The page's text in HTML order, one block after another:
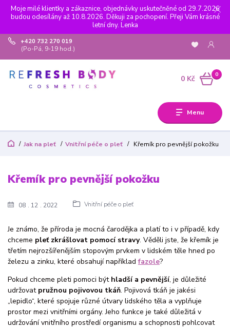
Moje milé klientky a zákaznice, objednávky uskutečněné od 29.7.2026
budou odesílány až 10.8.2026. Děkuji za pochopení. Přeji Vám krásné
letní dny. Lenka
Menu
+420 732 270 019
(Po-Pá, 9-19 hod.)
0
0 Kč
Jak na pleť Vnitřní péče o pleť Křemík pro pevnější pokožku
08 12 2022 Vnitřní péče o pleť
Křemík pro pevnější pokožku
Je známo, že příroda je mocná čarodějka a platí to i v případě, kdy
chceme pleť zkrášlovat pomocí stravy. Věděli jste, že křemík je
třetím nejrozšířenějším stopovým prvkem v lidském těle hned po
železu a zinku, které obsahují napříkladfazole?
Pokud chceme pleti pomoci být hladší a pevnější, je důležité
udržovatpružnou pojivovou tkáň. Pojivová tkáň je jakési
„lepidlo“, které spojuje různé útvary lidského těla a vyplňuje
prostor mezi vnitřními orgány. Jeho funkce je také důležitá v
udržování vnitřního prostředí organismu a schopnosti pohlcovat